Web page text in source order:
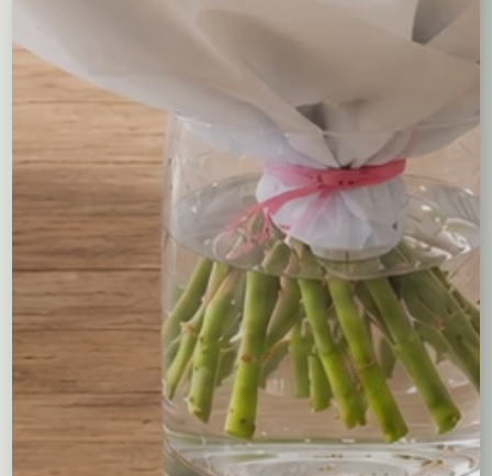
Czytaj dalej
Kompozycje
Bukiety okolicznościowe
Róże
Kreatory bukietów
Flower boxy – kwiaty w pudełkach
Maskotki
Kosze kwiatowe
Balony